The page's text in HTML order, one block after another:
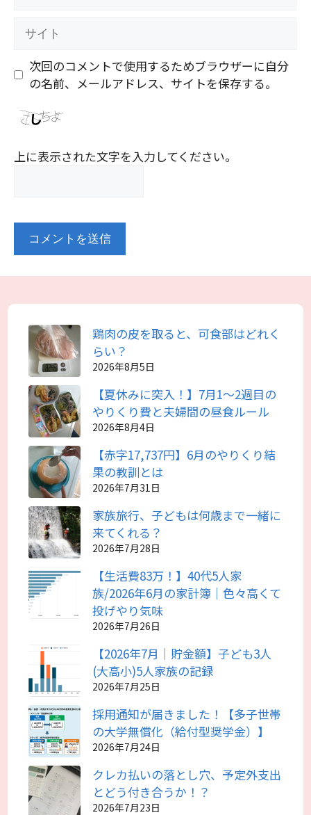
次回のコメントで使用するためブラウザーに自分
の名前、メールアドレス、サイトを保存する。
上に表示された文字を入力してください。
鶏肉の皮を取ると、可食部はどれく
らい？
2026年8月5日
【夏休みに突入！】7月1～2週目の
やりくり費と夫婦間の昼食ルール
2026年8月4日
【赤字17,737円】6月のやりくり結
果の教訓とは
2026年7月31日
家族旅行、子どもは何歳まで一緒に
来てくれる？
2026年7月28日
【生活費83万！】40代5人家
族/2026年6月の家計簿｜色々高くて
投げやり気味
2026年7月26日
【2026年7月｜貯金額】子ども3人
(大高小)5人家族の記録
2026年7月25日
採用通知が届きました！【多子世帯
の大学無償化（給付型奨学金）】
2026年7月24日
クレカ払いの落とし穴、予定外支出
とどう付き合うか！？
2026年7月23日